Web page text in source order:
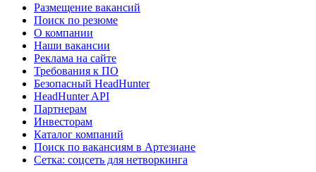
Размещение вакансий
Поиск по резюме
О компании
Наши вакансии
Реклама на сайте
Требования к ПО
Безопасный HeadHunter
HeadHunter API
Партнерам
Инвесторам
Каталог компаний
Поиск по вакансиям в Артезиане
Сетка: соцсеть для нетворкинга